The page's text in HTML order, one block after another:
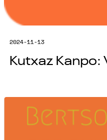
2024-11-13
Kutxaz Kanpo: